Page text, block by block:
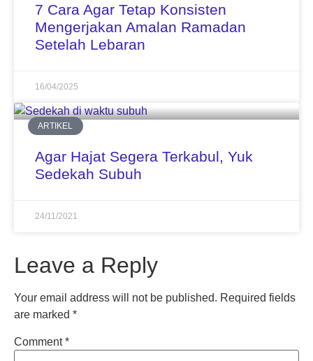
7 Cara Agar Tetap Konsisten
Mengerjakan Amalan Ramadan
Setelah Lebaran
16/04/2025
ARTIKEL
Agar Hajat Segera Terkabul, Yuk
Sedekah Subuh
24/11/2021
Leave a Reply
Your email address will not be published. Required fields
are marked *
Comment*